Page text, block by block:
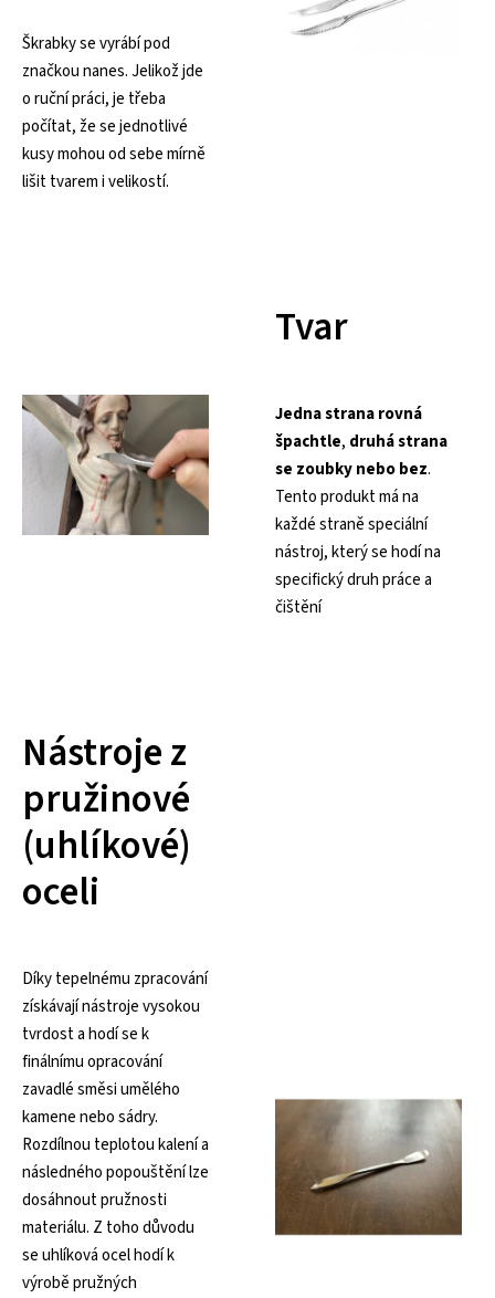
Škrabky se vyrábí pod
značkou nanes. Jelikož jde
o ruční práci, je třeba
počítat, že se jednotlivé
kusy mohou od sebe mírně
lišit tvarem i velikostí.
Tvar
Jedna strana rovná
špachtle, druhá strana
se zoubky nebo bez.
Tento produkt má na
každé straně speciální
nástroj, který se hodí na
specifický druh práce a
čištění
Nástroje z
pružinové
(uhlíkové)
oceli
Díky tepelnému zpracování
získávají nástroje vysokou
tvrdost a hodí se k
finálnímu opracování
zavadlé směsi umělého
kamene nebo sádry.
Rozdílnou teplotou kalení a
následného popouštění lze
dosáhnout pružnosti
materiálu. Z toho důvodu
se uhlíková ocel hodí k
výrobě pružných